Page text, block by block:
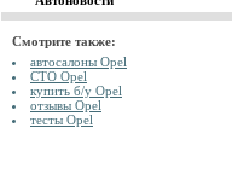
Смотрите также:
автосалоны Opel
СТО Opel
купить б/у Opel
отзывы Opel
тесты Opel